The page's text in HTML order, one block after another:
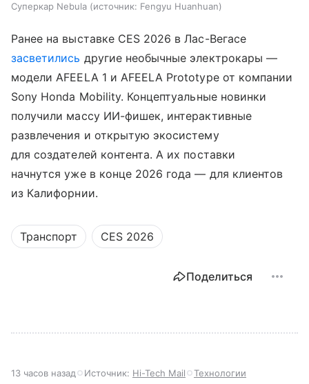
Суперкар Nebula источник: Fengyu Huanhuan
Ранее на выставке CES 2026 в Лас-Вегасе
засветились другие необычные электрокары —
модели AFEELA 1 и AFEELA Prototype от компании
Sony Honda Mobility. Концептуальные новинки
получили массу ИИ-фишек, интерактивные
развлечения и открытую экосистему
для создателей контента. А их поставки
начнутся уже в конце 2026 года — для клиентов
из Калифорнии.
Транспорт CES 2026
Поделиться
13 часов назад Источник: Hi-Tech Mail Технологии